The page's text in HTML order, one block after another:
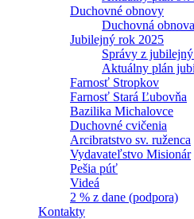
Duchovné obnovy
Duchovná
Jubilejný rok 2025
Správy z
Aktuálny plán
Farnosť Stropkov
Farnosť Stará Ľubovňa
Bazilika Michalovce
Duchovné cvičenia
Arcibratstvo sv. ruženca
Vydavateľstvo Misionár
Pešia púť
Videá
2 % z dane (podpora)
Kontakty